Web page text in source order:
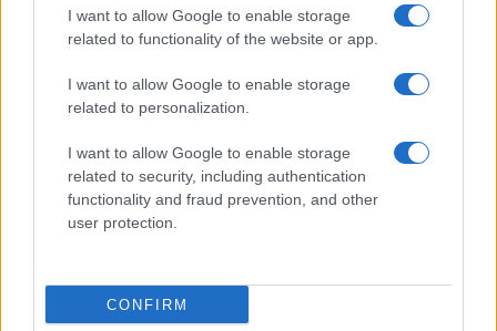
I want to allow Google to enable storage
related to functionality of the website or app.
I want to allow Google to enable storage
related to personalization.
I want to allow Google to enable storage
related to security, including authentication
functionality and fraud prevention, and other
user protection.
CONFIRM
Giovannimaria Cabras
Invia un Comunicato Stampa